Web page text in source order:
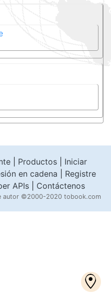
Productos
Iniciar
en cadena
Registre
APIs| Contáctenos
autor ©2000-2020 tobook.com